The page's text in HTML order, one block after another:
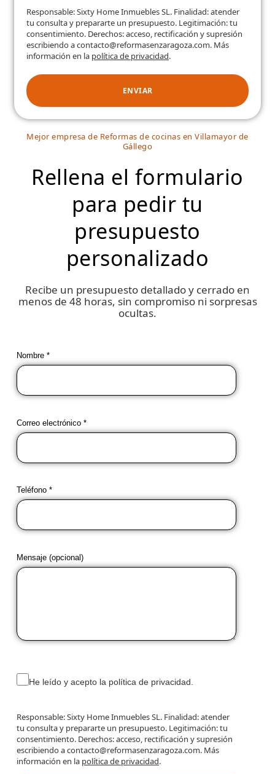
Responsable: Sixty Home Inmuebles SL. Finalidad: atender
tu consulta y prepararte un presupuesto. Legitimación: tu
consentimiento. Derechos: acceso, rectificación y supresión
escribiendo a contacto@reformasenzaragoza.com. Más
información en la política de privacidad.
ENVIAR
Mejor empresa de Reformas de cocinas en Villamayor de
Gállego
Rellena el formulario
para pedir tu
presupuesto
personalizado
Recibe un presupuesto detallado y cerrado en
menos de 48 horas, sin compromiso ni sorpresas
ocultas.
Nombre *
Correo electrónico *
Teléfono *
Mensaje (opcional)
He leído y acepto la política de privacidad.
Responsable: Sixty Home Inmuebles SL. Finalidad: atender
tu consulta y prepararte un presupuesto. Legitimación: tu
consentimiento. Derechos: acceso, rectificación y supresión
escribiendo a contacto@reformasenzaragoza.com. Más
información en la política de privacidad.